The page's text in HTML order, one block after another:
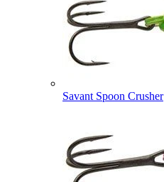
Savant Spoon Crusher